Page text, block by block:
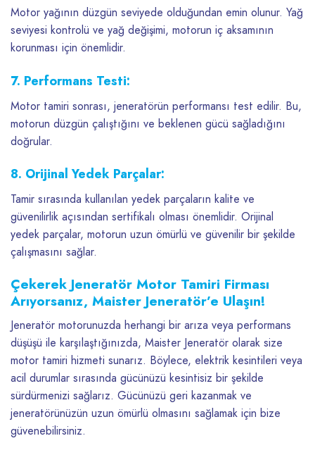
Motor yağının düzgün seviyede olduğundan emin olunur. Yağ
seviyesi kontrolü ve yağ değişimi, motorun iç aksamının
korunması için önemlidir.
7. Performans Testi:
Motor tamiri sonrası, jeneratörün performansı test edilir. Bu,
motorun düzgün çalıştığını ve beklenen gücü sağladığını
doğrular.
8. Orijinal Yedek Parçalar:
Tamir sırasında kullanılan yedek parçaların kalite ve
güvenilirlik açısından sertifikalı olması önemlidir. Orijinal
yedek parçalar, motorun uzun ömürlü ve güvenilir bir şekilde
çalışmasını sağlar.
Çekerek Jeneratör Motor Tamiri Firması
Arıyorsanız, Maister Jeneratör’e Ulaşın!
Jeneratör motorunuzda herhangi bir arıza veya performans
düşüşü ile karşılaştığınızda, Maister Jeneratör olarak size
motor tamiri hizmeti sunarız. Böylece, elektrik kesintileri veya
acil durumlar sırasında gücünüzü kesintisiz bir şekilde
sürdürmenizi sağlarız. Gücünüzü geri kazanmak ve
jeneratörünüzün uzun ömürlü olmasını sağlamak için bize
güvenebilirsiniz.